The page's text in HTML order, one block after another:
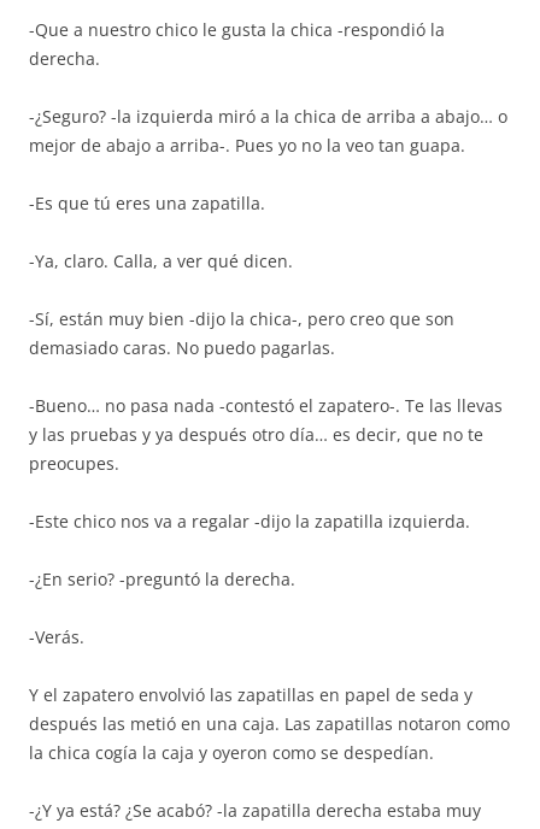
-Que a nuestro chico le gusta la chica -respondió la
derecha.
-¿Seguro? -la izquierda miró a la chica de arriba a abajo… o
mejor de abajo a arriba-. Pues yo no la veo tan guapa.
-Es que tú eres una zapatilla.
-Ya, claro. Calla, a ver qué dicen.
-Sí, están muy bien -dijo la chica-, pero creo que son
demasiado caras. No puedo pagarlas.
-Bueno… no pasa nada -contestó el zapatero-. Te las llevas
y las pruebas y ya después otro día… es decir, que no te
preocupes.
-Este chico nos va a regalar -dijo la zapatilla izquierda.
-¿En serio? -preguntó la derecha.
-Verás.
Y el zapatero envolvió las zapatillas en papel de seda y
después las metió en una caja. Las zapatillas notaron como
la chica cogía la caja y oyeron como se despedían.
-¿Y ya está? ¿Se acabó? -la zapatilla derecha estaba muy